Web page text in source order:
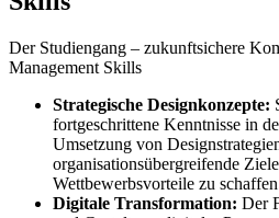
Der Studiengang – zukunftsichere
Management Skills
Strategische Designkonzepte:
fortgeschrittene Kenntnisse in
Umsetzung von
organisationsübergreifende
Wettbewerbsvorteile zu
Digitale Transformation: Der